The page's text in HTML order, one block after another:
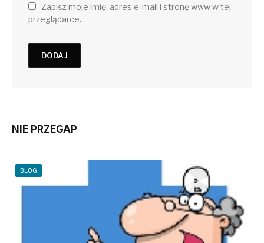
Zapisz moje imię, adres e-mail i stronę www w tej
przeglądarce.
NIE PRZEGAP
BLOG